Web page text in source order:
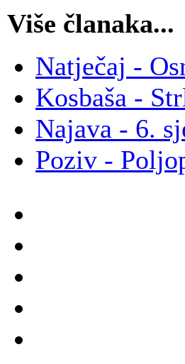
Više članaka...
Natječaj -
Kosbaša -
Najava - 6.
Poziv -